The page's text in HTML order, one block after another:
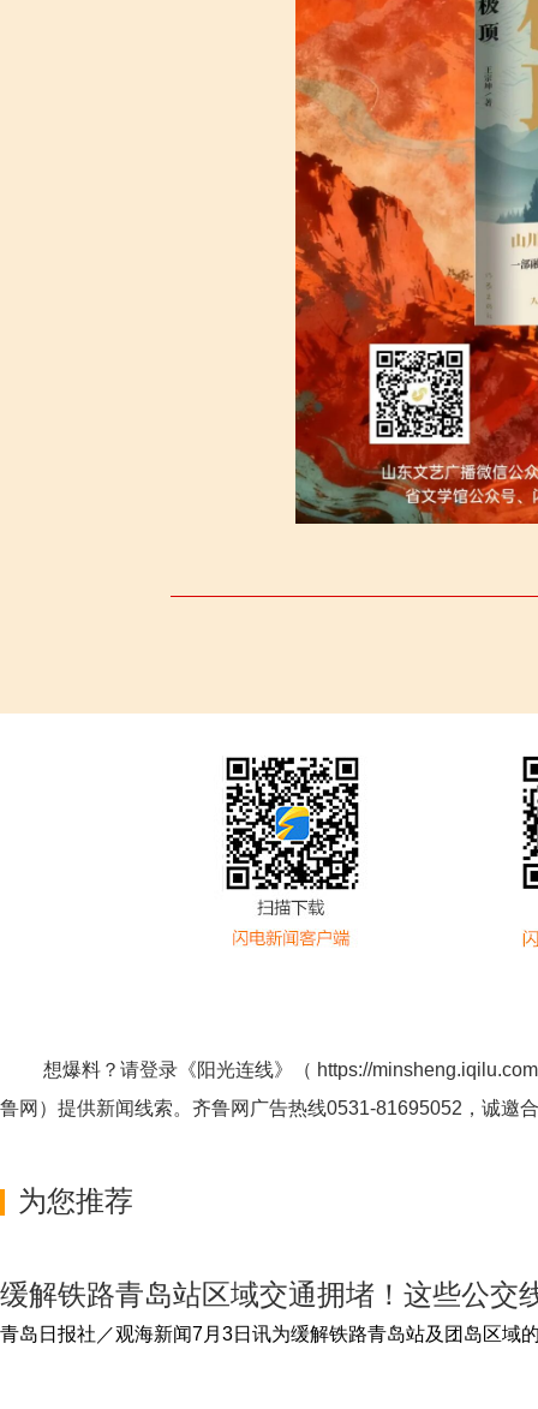
想爆料？请登录《阳光连线》（ https://
鲁网 ）提供新闻线索。齐鲁网广告热线0531-81695052 ，诚邀
为您推荐
缓解铁路青岛站区域交通拥堵！这些公交